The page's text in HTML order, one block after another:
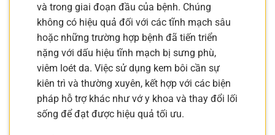
và trong giai đoạn đầu của bệnh. Chúng
không có hiệu quả đối với các tĩnh mạch sâu
hoặc những trường hợp bệnh đã tiến triển
nặng với dấu hiệu tĩnh mạch bị sưng phù,
viêm loét da. Việc sử dụng kem bôi cần sự
kiên trì và thường xuyên, kết hợp với các biện
pháp hỗ trợ khác như vớ y khoa và thay đổi lối
sống để đạt được hiệu quả tối ưu.